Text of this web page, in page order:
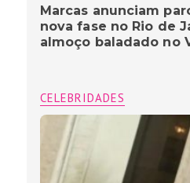
Marcas anunciam
nova fase no Rio de
almoço baladado no
CELEBRIDADES